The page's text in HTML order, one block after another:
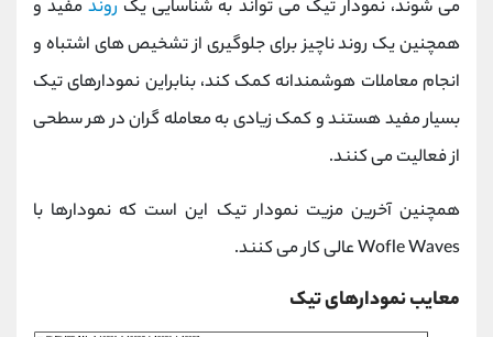
می شوند، نمودار تیک می تواند به شناسایی یک روندمفید و
همچنین یک روند ناچیز برای جلوگیری از تشخیص های اشتباه و
انجام معاملات هوشمندانه کمک کند، بنابراین نمودارهای تیک
بسیار مفید هستند و کمک زیادی به معامله گران در هر سطحی
از فعالیت می کنند.
همچنین آخرین مزیت نمودار تیک این است که نمودارها با
Wofle Wavesعالی کار می کنند.
معایب نمودارهای تیک